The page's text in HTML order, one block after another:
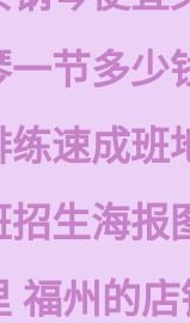
节多少
速成班
招生海报
福州的店